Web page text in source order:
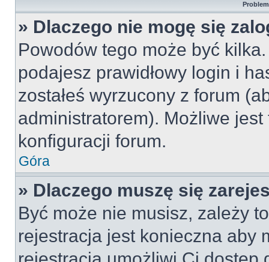
» Dlaczego nie mogę się
Powodów tego może być
podajesz prawidłowy login i
zostałeś wyrzucony z forum
administratorem). Możliwe
konfiguracji forum.
Góra
» Dlaczego muszę się
Być może nie musisz, zależy
rejestracja jest konieczna aby